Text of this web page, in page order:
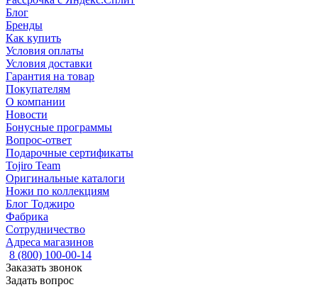
Блог
Бренды
Как купить
Условия оплаты
Условия доставки
Гарантия на товар
Покупателям
О компании
Новости
Бонусные программы
Вопрос-ответ
Подарочные сертификаты
Tojiro Team
Оригинальные каталоги
Ножи по коллекциям
Блог Тоджиро
Фабрика
Сотрудничество
Адреса магазинов
8 (800) 100-00-14
Заказать звонок
Задать вопрос